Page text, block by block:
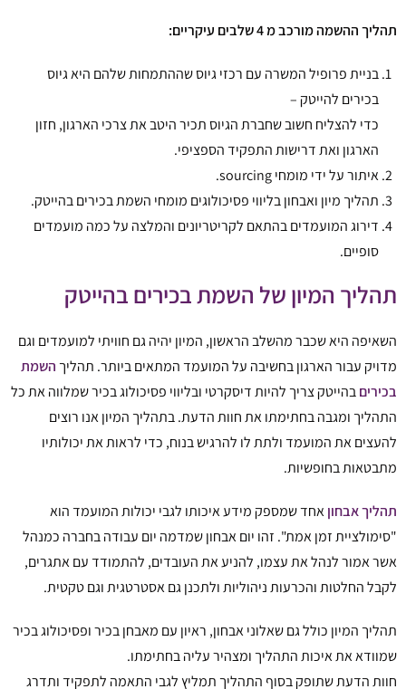
תהליך ההשמה מורכב מ 4 שלבים עיקריים:
בניית פרופיל המשרה עם רכזי גיוס שההתמחות שלהם היא גיוס
בכירים להייטק –
כדי להצליח חשוב שחברת הגיוס תכיר היטב את צרכי הארגון, חזון
הארגון ואת דרישות התפקיד הספציפי.
איתור על ידי מומחי sourcing.
תהליך מיון ואבחון בליווי פסיכולוגים מומחי השמת בכירים בהייטק.
דירוג המועמדים בהתאם לקריטריונים והמלצה על כמה מועמדים
סופיים.
תהליך המיון של השמת בכירים בהייטק
השאיפה היא שכבר מהשלב הראשון, המיון יהיה גם חוויתי למועמדים וגם
מדויק עבור הארגון בחשיבה על המועמד המתאים ביותר. תהליךהשמת
בכיריםבהייטק צריך להיות דיסקרטי ובליווי פסיכולוג בכיר שמלווה את כל
התהליך ומגבה בחתימתו את חוות הדעת. בתהליך המיון אנו רוצים
להעצים את המועמד ולתת לו להרגיש בנוח, כדי לראות את יכולותיו
מתבטאות בחופשיות.
תהליך אבחוןאחד שמספק מידע איכותו לגבי יכולות המועמד הוא
"סימולציית זמן אמת". זהו יום אבחון שמדמה יום עבודה בחברה כמנהל
אשר אמור לנהל את עצמו, להניע את העובדים, להתמודד עם אתגרים,
לקבל החלטות והכרעות ניהוליות ולתכנן גם אסטרטגית וגם טקטית.
תהליך המיון כולל גם שאלוני אבחון, ראיון עם מאבחן בכיר ופסיכולוג בכיר
שמוודא את איכות התהליך ומצהיר עליה בחתימתו.
חוות הדעת שתופק בסוף התהליך תמליץ לגבי התאמה לתפקיד ותדרג